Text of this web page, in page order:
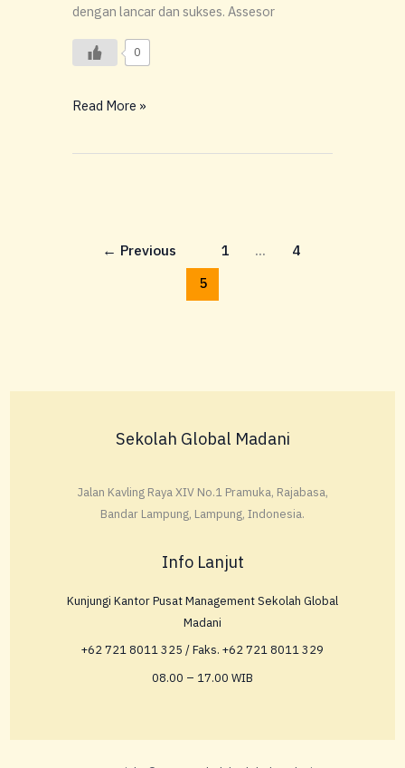
dengan lancar dan sukses. Assesor
0
Read More »
← Previous 1 …
4
5
Sekolah Global Madani
Jalan Kavling Raya XIV No.1 Pramuka, Rajabasa,
Bandar Lampung, Lampung, Indonesia.
Info Lanjut
Kunjungi Kantor Pusat Management Sekolah Global
Madani
+62 721 8011 325 / Faks. +62 721 8011 329
08.00 – 17.00 WIB